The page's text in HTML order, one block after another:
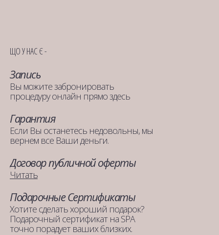
ЩО У НАС Є -
Запись
Вы можите забронировать
процедуру онлайн прямо здесь
Гарантия
Если Вы останетесь недовольны, мы
вернем все Ваши деньги.
Договор публичной оферты
Читать
Подарочные Сертификаты
Хотите сделать хороший подарок?
Подарочный сертификат на SPA
точно порадует ваших близких.